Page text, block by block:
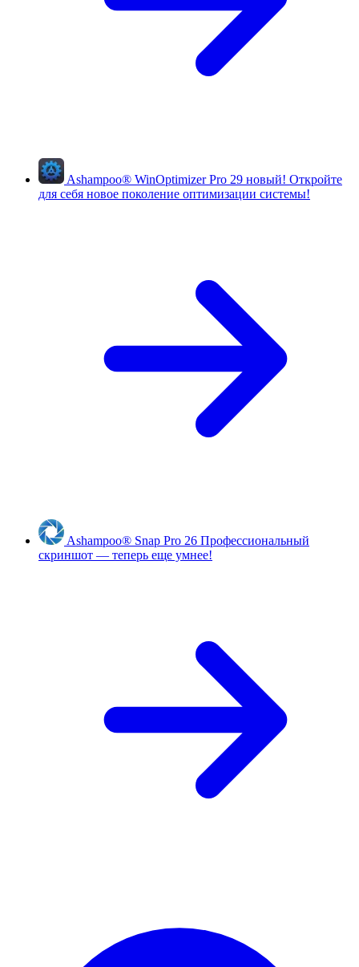
Ashampoo® WinOptimizer Pro 29 новый! Откройте
для себя новое поколение оптимизации системы!
Ashampoo® Snap Pro 26 Профессиональный
скриншот — теперь еще умнее!